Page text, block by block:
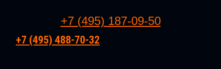
+7 (495) 187-09-50
+7 (495) 488-70-32